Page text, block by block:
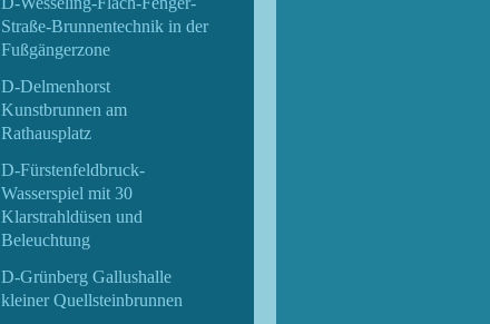
Straße-Brunnentechnik in der
Fußgängerzone
D-Delmenhorst
Kunstbrunnen am
Rathausplatz
D-Fürstenfeldbruck-
Wasserspiel mit 30
Klarstrahldüsen und
Beleuchtung
D-Grünberg Gallushalle
kleiner Quellsteinbrunnen